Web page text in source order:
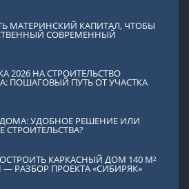
МАТЕРИНСКИЙ КАПИТАЛ, ЧТОБЫ
СОВРЕМЕННЫЙ
2026 НА СТРОИТЕЛЬСТВО
ПОШАГОВЫЙ ПУТЬ ОТ УЧАСТКА
УДОБНОЕ РЕШЕНИЕ ИЛИ
СТРОИТЕЛЬСТВА?
КАРКАСНЫЙ ДОМ 140 М²
РАЗБОР ПРОЕКТА «СИБИРЯК»